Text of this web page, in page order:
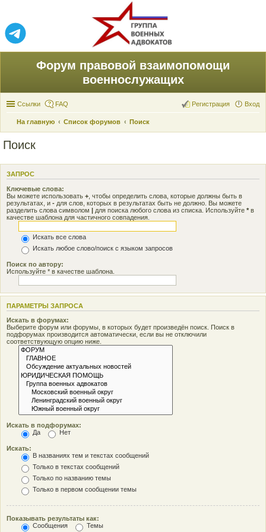
Форум правовой взаимопомощи
военнослужащих
Ссылки FAQ Вход
Регистрация
На главную Список форумов Поиск
Поиск
ЗАПРОС
Ключевые слова:
Вы можете использовать + , чтобы определить слова, которые должны быть в
результатах, и - для слов, которых в результатах быть не должно. Вы можете
разделить слова символом | для поиска любого слова из списка. Используйте * в
качестве шаблона для частичного совпадения.
Искать все слова
Искать любое слово/поиск с языком запросов
Поиск по автору:
Используйте * в качестве шаблона.
ПАРАМЕТРЫ ЗАПРОСА
Искать в форумах:
Выберите форум или форумы, в которых будет произведён поиск. Поиск в
подфорумах производится автоматически, если вы не отключили
соответствующую опцию ниже.
Искать в подфорумах:
Да
Нет
Искать:
В названиях тем и текстах сообщений
Только в текстах сообщений
Только по названию темы
Только в первом сообщении темы
Показывать результаты как:
Сообщения
Темы